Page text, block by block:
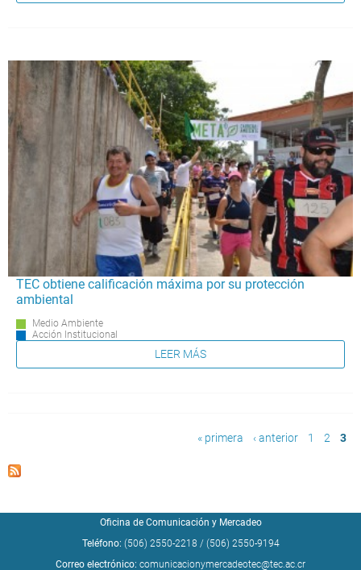
TEC obtiene calificación máxima por su protección
ambiental
Medio Ambiente
Acción Institucional
LEER MÁS
« primera ‹ anterior 1 2 3
Oficina de Comunicación y Mercadeo
Teléfono: (506) 2550-2218 / (506) 2550-9194
Correo electrónico: comunicacionymercadeotec@tec.ac.cr